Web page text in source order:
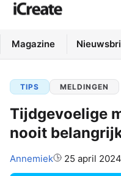
Magazine
TIPS MELDINGEN
Tijdgevoelige
nooit
Auteur:
Annemiek 25 april 2024